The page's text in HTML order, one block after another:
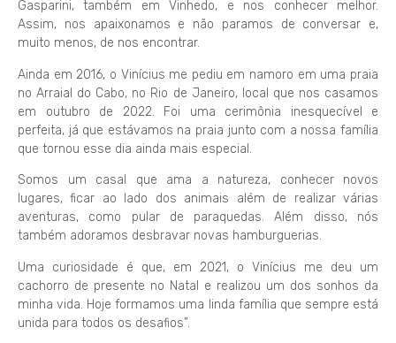
Gasparini, também em Vinhedo, e nos conhecer melhor.
Assim, nos apaixonamos e não paramos de conversar e,
muito menos, de nos encontrar.
Ainda em 2016, o Vinícius me pediu em namoro em uma praia
no Arraial do Cabo, no Rio de Janeiro, local que nos casamos
em outubro de 2022. Foi uma cerimônia inesquecível e
perfeita, já que estávamos na praia junto com a nossa família
que tornou esse dia ainda mais especial.
Somos um casal que ama a natureza, conhecer novos
lugares, ficar ao lado dos animais além de realizar várias
aventuras, como pular de paraquedas. Além disso, nós
também adoramos desbravar novas hamburguerias.
Uma curiosidade é que, em 2021, o Vinícius me deu um
cachorro de presente no Natal e realizou um dos sonhos da
minha vida. Hoje formamos uma linda família que sempre está
unida para todos os desafios”.